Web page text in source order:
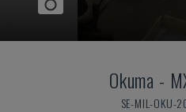
Okuma -
SE-MIL-OKU-